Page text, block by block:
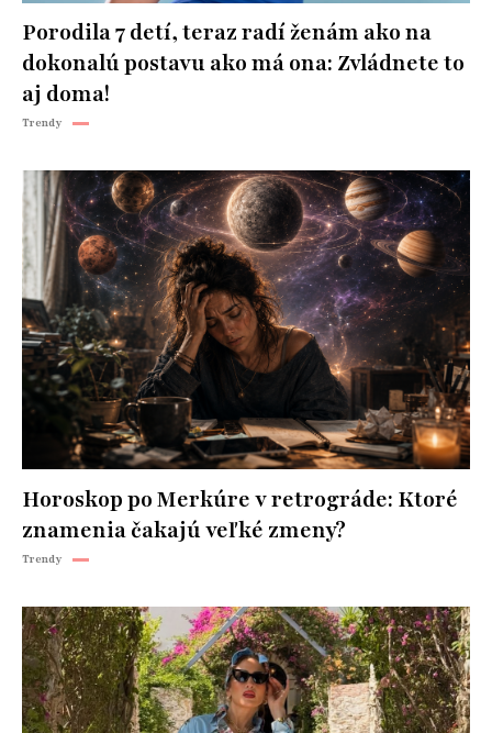
Porodila 7 detí, teraz radí ženám ako na
dokonalú postavu ako má ona: Zvládnete to
aj doma!
Trendy
Horoskop po Merkúre v retrográde: Ktoré
znamenia čakajú veľké zmeny?
Trendy